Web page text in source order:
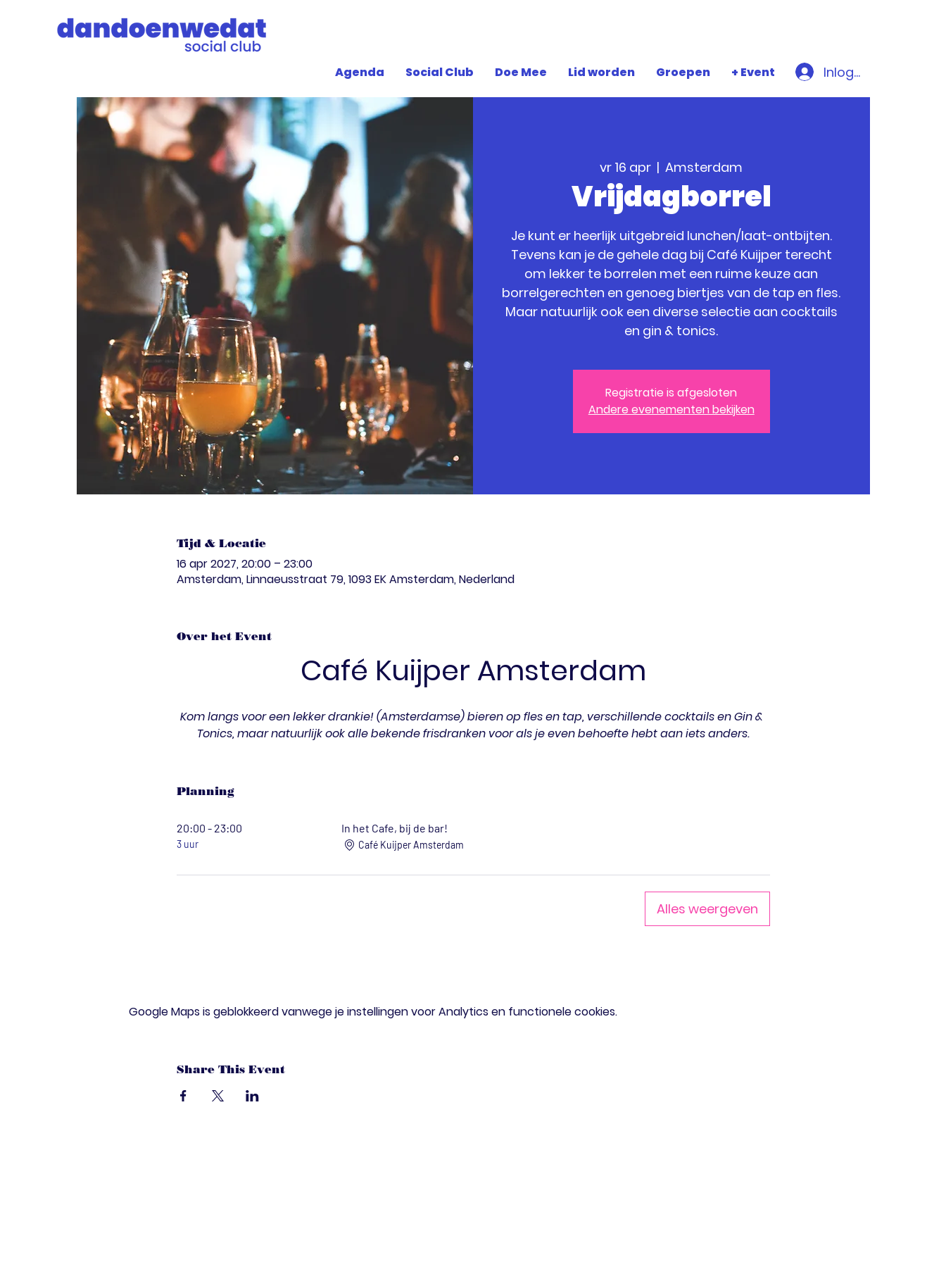
Agenda Social Club Doe Mee Lid worden Groepen + Event Inloggen
vr 16 apr
  |
Amsterdam
Vrijdagborrel
Je kunt er heerlijk uitgebreid lunchen/laat-ontbijten.
Tevens kan je de gehele dag bij Café Kuijper terecht
om lekker te borrelen met een ruime keuze aan
borrelgerechten en genoeg biertjes van de tap en fles.
Maar natuurlijk ook een diverse selectie aan cocktails
en gin & tonics.
Registratie is afgesloten
Andere evenementen bekijken
Tijd & Locatie
16 apr 2027, 20:00 – 23:00
Amsterdam, Linnaeusstraat 79, 1093 EK Amsterdam, Nederland
Over het Event
Café Kuijper Amsterdam
Kom langs voor een lekker drankie! (Amsterdamse) bieren op fles en tap, verschillende cocktails en Gin &
Tonics, maar natuurlijk ook alle bekende frisdranken voor als je even behoefte hebt aan iets anders.
Planning
20:00 - 23:00
3 uur
In het Cafe, bij de bar!
Café Kuijper Amsterdam
Alles weergeven
Google Maps is geblokkeerd vanwege je instellingen voor Analytics en functionele cookies.
Share This Event